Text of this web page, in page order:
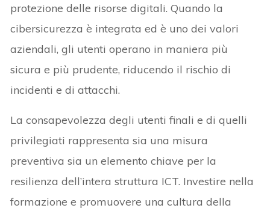
protezione delle risorse digitali. Quando la
cibersicurezza è integrata ed è uno dei valori
aziendali, gli utenti operano in maniera più
sicura e più prudente, riducendo il rischio di
incidenti e di attacchi.
La consapevolezza degli utenti finali e di quelli
privilegiati rappresenta sia una misura
preventiva sia un elemento chiave per la
resilienza dell’intera struttura ICT. Investire nella
formazione e promuovere una cultura della